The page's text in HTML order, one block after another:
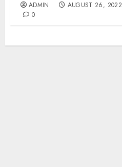
ADMIN
AUGUST 26, 2022
0